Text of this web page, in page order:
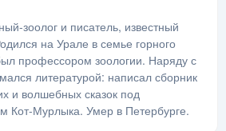
зоолог и писатель, известный
на Урале в семье горного
профессором зоологии. Наряду с
литературой: написал сборник
и волшебных сказок под
Кот-Мурлыка. Умер в Петербурге.